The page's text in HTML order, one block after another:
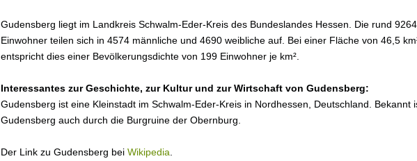
Gudensberg liegt im Landkreis Schwalm-Eder-Kreis des Bundeslandes Hessen. Die rund 9264
Einwohner teilen sich in 4574 männliche und 4690 weibliche auf. Bei einer Fläche von 46,5
entspricht dies einer Bevölkerungsdichte von 199 Einwohner je km².
Interessantes zur Geschichte, zur Kultur und zur Wirtschaft von Gudensberg:
Gudensberg ist eine Kleinstadt im Schwalm-Eder-Kreis in Nordhessen, Deutschland. Bekannt
Gudensberg auch durch die Burgruine der Obernburg.
Der Link zu Gudensberg bei Wikipedia